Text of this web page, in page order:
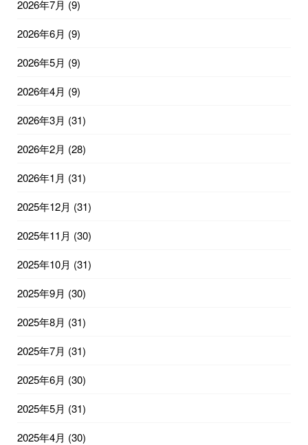
2026年7月 (9)
2026年6月 (9)
2026年5月 (9)
2026年4月 (9)
2026年3月 (31)
2026年2月 (28)
2026年1月 (31)
2025年12月 (31)
2025年11月 (30)
2025年10月 (31)
2025年9月 (30)
2025年8月 (31)
2025年7月 (31)
2025年6月 (30)
2025年5月 (31)
2025年4月 (30)